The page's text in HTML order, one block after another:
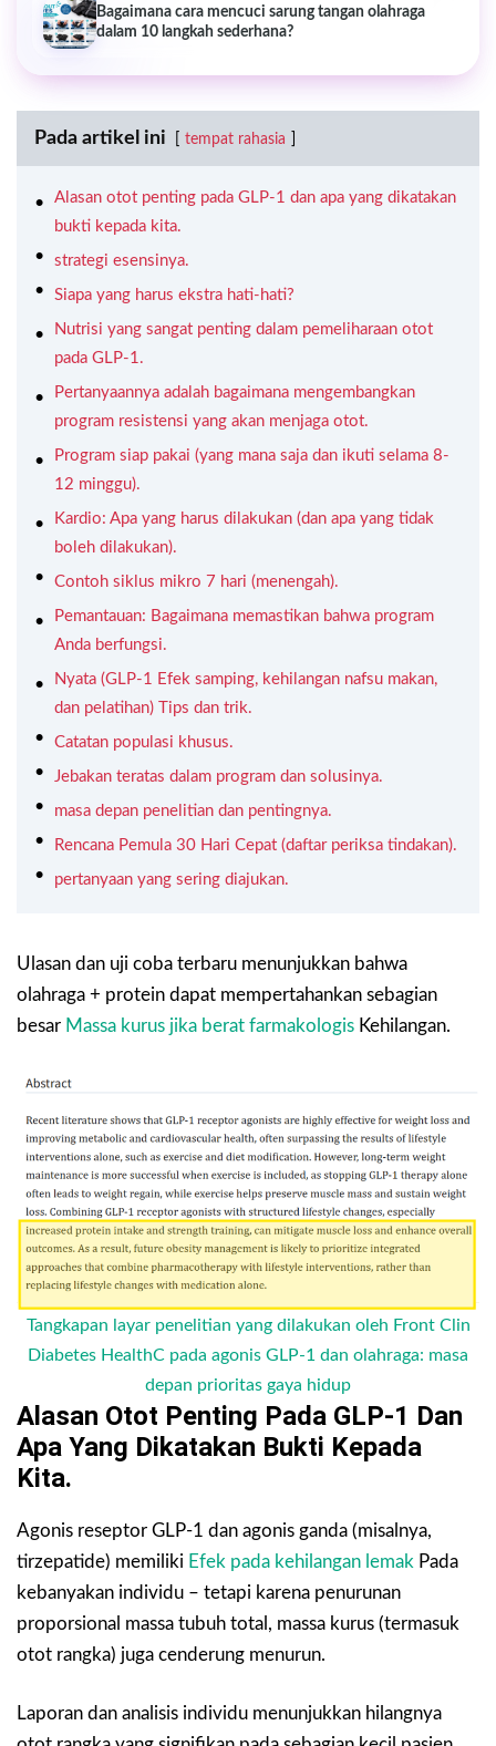
Bagaimana cara mencuci sarung tangan olahraga
dalam 10 langkah sederhana?
Pada artikel ini tempat rahasia
Alasan otot penting pada GLP-1 dan apa yang dikatakan
bukti kepada kita.
strategi esensinya.
Siapa yang harus ekstra hati-hati?
Nutrisi yang sangat penting dalam pemeliharaan otot
pada GLP-1.
Pertanyaannya adalah bagaimana mengembangkan
program resistensi yang akan menjaga otot.
Program siap pakai (yang mana saja dan ikuti selama 8-
12 minggu).
Kardio: Apa yang harus dilakukan (dan apa yang tidak
boleh dilakukan).
Contoh siklus mikro 7 hari (menengah).
Pemantauan: Bagaimana memastikan bahwa program
Anda berfungsi.
Nyata (GLP-1 Efek samping, kehilangan nafsu makan,
dan pelatihan) Tips dan trik.
Catatan populasi khusus.
Jebakan teratas dalam program dan solusinya.
masa depan penelitian dan pentingnya.
Rencana Pemula 30 Hari Cepat (daftar periksa tindakan).
pertanyaan yang sering diajukan.
Ulasan dan uji coba terbaru menunjukkan bahwa
olahraga + protein dapat mempertahankan sebagian
besar Massa kurus jika berat farmakologis Kehilangan.
Tangkapan layar penelitian yang dilakukan oleh Front Clin
Diabetes HealthC pada agonis GLP-1 dan olahraga: masa
depan prioritas gaya hidup
Alasan Otot Penting Pada GLP-1 Dan
Apa Yang Dikatakan Bukti Kepada
Kita.
Agonis reseptor GLP-1 dan agonis ganda (misalnya,
tirzepatide) memiliki Efek pada kehilangan lemak Pada
kebanyakan individu – tetapi karena penurunan
proporsional massa tubuh total, massa kurus (termasuk
otot rangka) juga cenderung menurun.
Laporan dan analisis individu menunjukkan hilangnya